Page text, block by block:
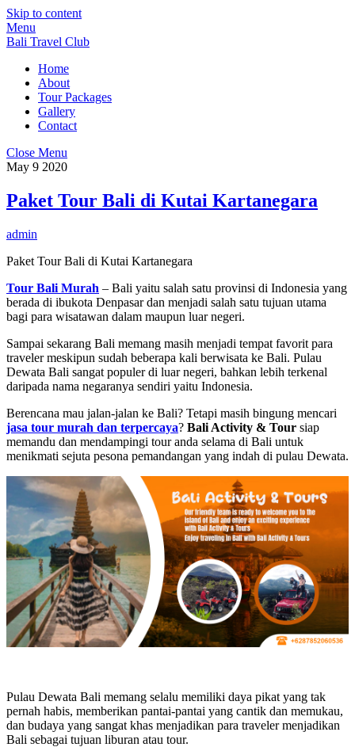
Skip to content
Menu
Bali Travel Club
Home
About
Tour Packages
Gallery
Contact
Close Menu
May 9 2020
Paket Tour Bali di Kutai Kartanegara
admin
Paket Tour Bali di Kutai Kartanegara
Tour Bali Murah – Bali yaitu salah satu provinsi di Indonesia yang
berada di ibukota Denpasar dan menjadi salah satu tujuan utama
bagi para wisatawan dalam maupun luar negeri.
Sampai sekarang Bali memang masih menjadi tempat favorit para
traveler meskipun sudah beberapa kali berwisata ke Bali. Pulau
Dewata Bali sangat populer di luar negeri, bahkan lebih terkenal
daripada nama negaranya sendiri yaitu Indonesia.
Berencana mau jalan-jalan ke Bali? Tetapi masih bingung mencari
jasa tour murah dan terpercaya? Bali Activity & Tour siap
memandu dan mendampingi tour anda selama di Bali untuk
menikmati sejuta pesona pemandangan yang indah di pulau Dewata.
Pulau Dewata Bali memang selalu memiliki daya pikat yang tak
pernah habis, memberikan pantai-pantai yang cantik dan memukau,
dan budaya yang sangat khas menjadikan para traveler menjadikan
Bali sebagai tujuan liburan atau tour.